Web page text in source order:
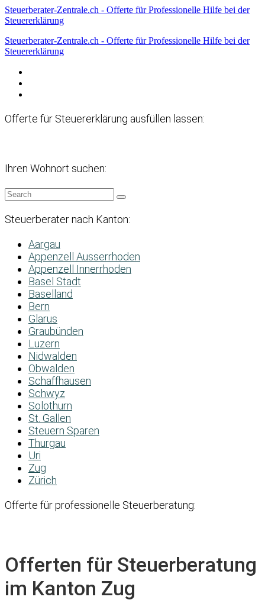
Steuerberater-Zentrale.ch - Offerte für Professionelle Hilfe bei der
Steuererklärung
Steuerberater-Zentrale.ch - Offerte für Professionelle Hilfe bei der
Steuererklärung
Offerte für Steuererklärung ausfüllen lassen:
Ihren Wohnort suchen:
Steuerberater nach Kanton:
Aargau
Appenzell Ausserrhoden
Appenzell Innerrhoden
Basel Stadt
Baselland
Bern
Glarus
Graubünden
Luzern
Nidwalden
Obwalden
Schaffhausen
Schwyz
Solothurn
St. Gallen
Steuern Sparen
Thurgau
Uri
Zug
Zürich
Offerte für professionelle Steuerberatung:
Offerten für Steuerberatung
im Kanton Zug